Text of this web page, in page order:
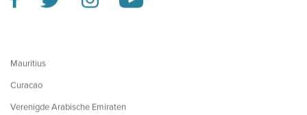
Mauritius
Curacao
Verenigde Arabische Emiraten